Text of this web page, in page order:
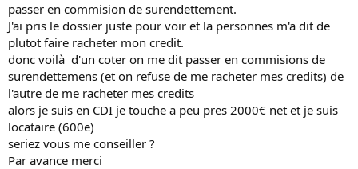
passer en commision de surendettement.
J'ai pris le dossier juste pour voir et la personnes m'a dit de
plutot faire racheter mon credit.
donc voilà d'un coter on me dit passer en commisions de
surendettemens (et on refuse de me racheter mes credits) de
l'autre de me racheter mes credits
alors je suis en CDI je touche a peu pres 2000€ net et je suis
locataire (600e)
seriez vous me conseiller ?
Par avance merci